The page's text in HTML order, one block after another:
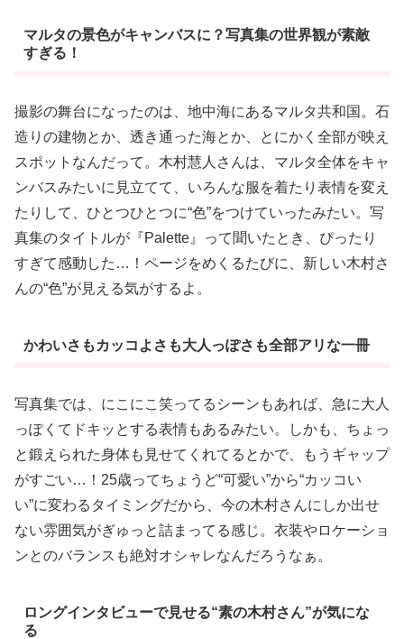
マルタの景色がキャンバスに？写真集の世界観が素敵
すぎる！
撮影の舞台になったのは、地中海にあるマルタ共和国。石
造りの建物とか、透き通った海とか、とにかく全部が映え
スポットなんだって。木村慧人さんは、マルタ全体をキャ
ンバスみたいに見立てて、いろんな服を着たり表情を変え
たりして、ひとつひとつに“色”をつけていったみたい。写
真集のタイトルが『Palette』って聞いたとき、ぴったり
すぎて感動した…！ページをめくるたびに、新しい木村さ
んの“色”が見える気がするよ。
かわいさもカッコよさも大人っぽさも全部アリな一冊
写真集では、にこにこ笑ってるシーンもあれば、急に大人
っぽくてドキッとする表情もあるみたい。しかも、ちょっ
と鍛えられた身体も見せてくれてるとかで、もうギャップ
がすごい…！25歳ってちょうど“可愛い”から“カッコい
い”に変わるタイミングだから、今の木村さんにしか出せ
ない雰囲気がぎゅっと詰まってる感じ。衣装やロケーショ
ンとのバランスも絶対オシャレなんだろうなぁ。
ロングインタビューで見せる“素の木村さん”が気にな
る